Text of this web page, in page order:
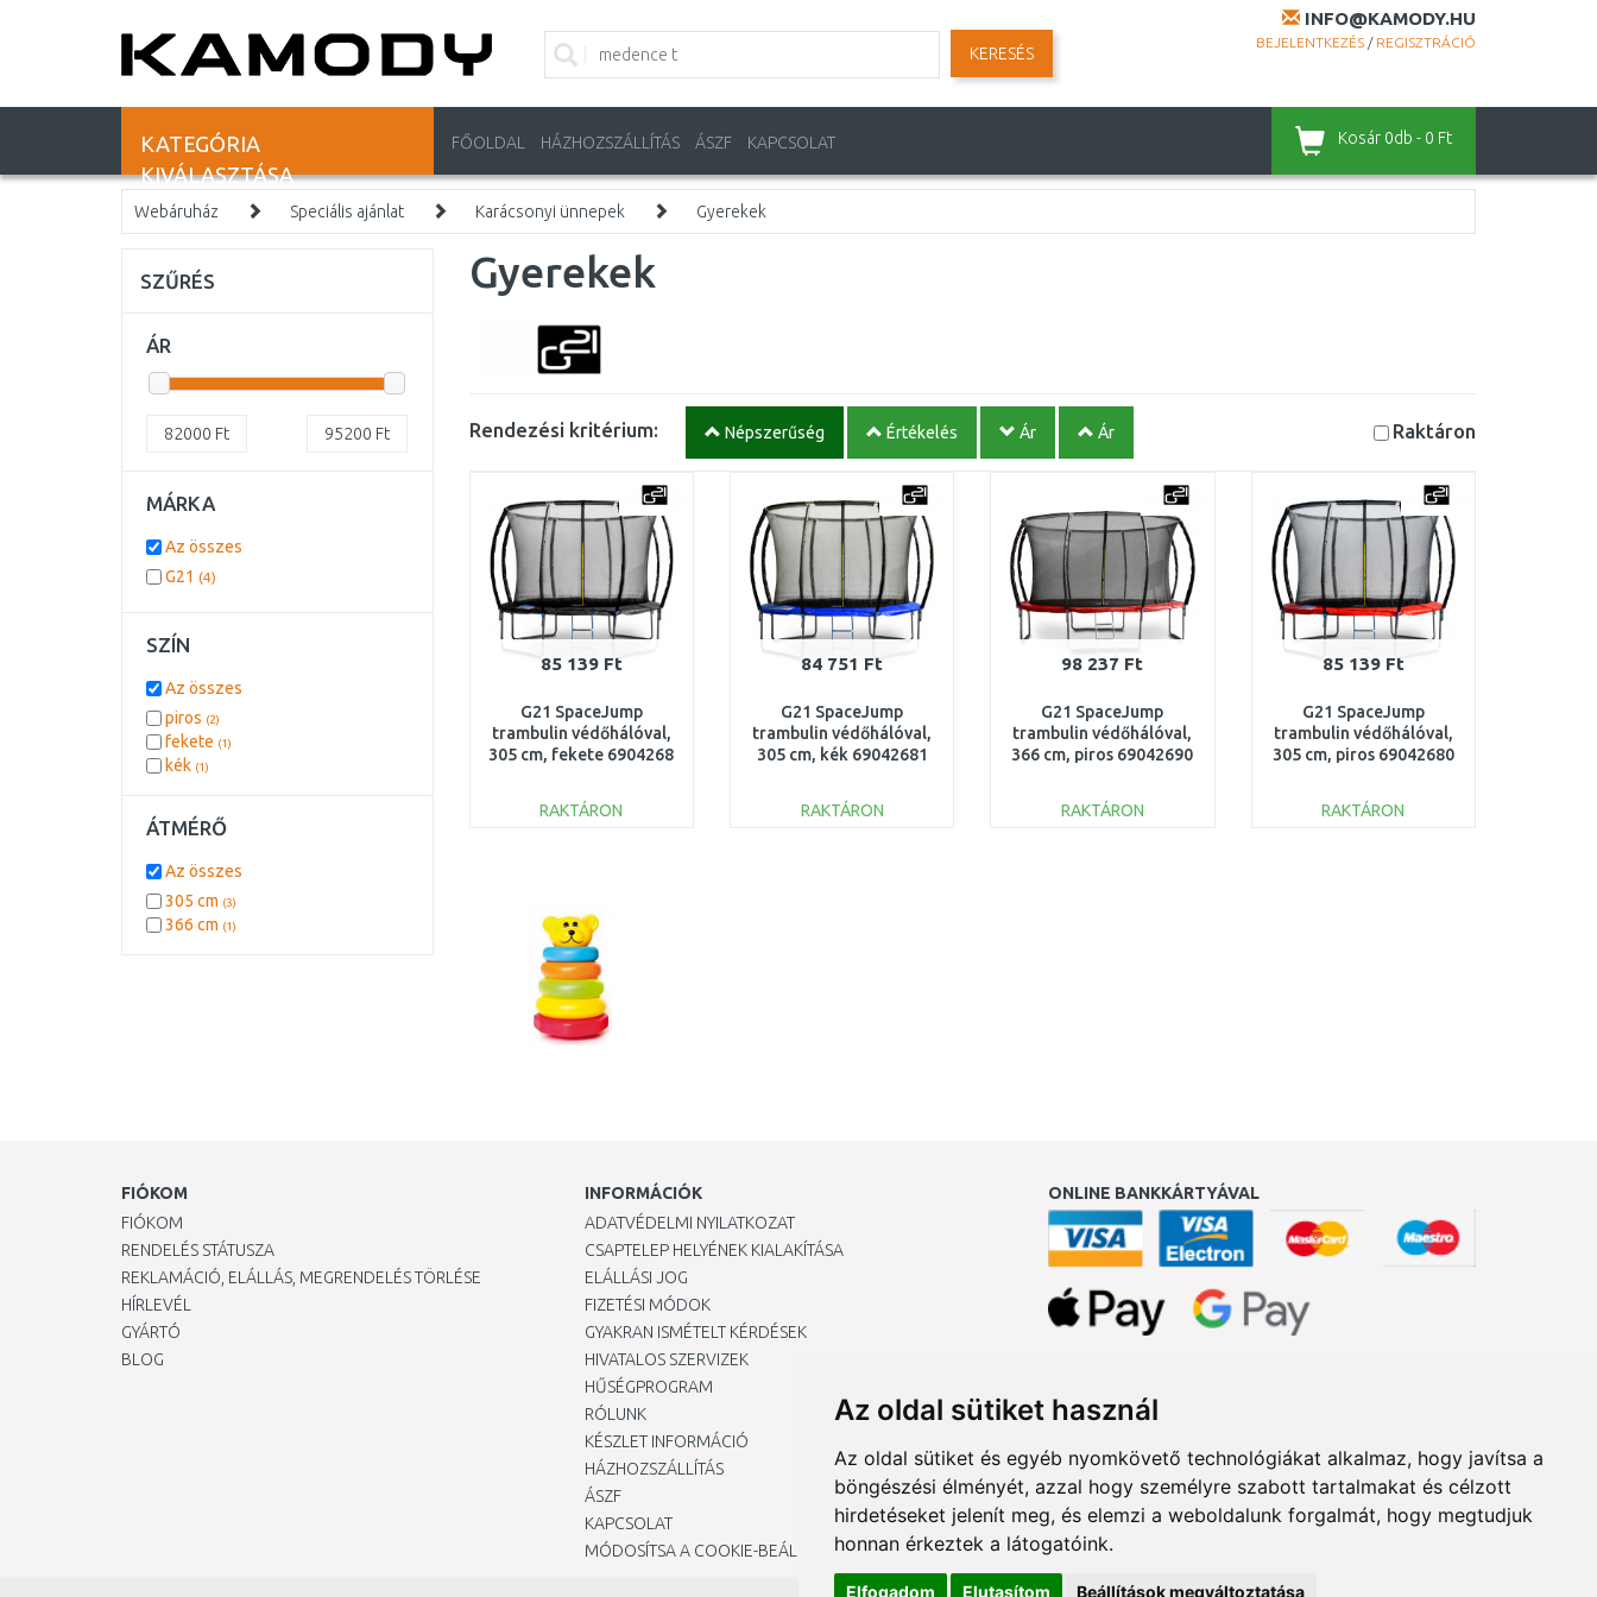
Az oldal sütiket használ
Az oldal sütiket és egyéb nyomkövető technológiákat alkalmaz, hogy javítsa a
böngészési élményét, azzal hogy személyre szabott tartalmakat és célzott
hirdetéseket jelenít meg, és elemzi a weboldalunk forgalmát, hogy megtudjuk
honnan érkeztek a látogatóink.
Elfogadom Elutasítom Beállítások megváltoztatása
INFO@KAMODY.HU
BEJELENTKEZÉS / REGISZTRÁCIÓ
KERESÉS
KATEGÓRIA
KIVÁLASZTÁSA
FŐOLDAL HÁZHOZSZÁLLÍTÁS ÁSZF KAPCSOLAT Kosár 0db - 0 Ft
Webáruház Speciális ajánlat Karácsonyi ünnepek Gyerekek
Gyerekek
Rendezési kritérium: Népszerűség Értékelés Ár Ár Raktáron
85 139 Ft
G21 SpaceJump
trambulin védőhálóval,
305 cm, fekete 6904268
RAKTÁRON
84 751 Ft
G21 SpaceJump
trambulin védőhálóval,
305 cm, kék 69042681
RAKTÁRON
98 237 Ft
G21 SpaceJump
trambulin védőhálóval,
366 cm, piros 69042690
RAKTÁRON
85 139 Ft
G21 SpaceJump
trambulin védőhálóval,
305 cm, piros 69042680
RAKTÁRON
SZŰRÉS
ÁR
82000 Ft 95200 Ft
MÁRKA
Az összes
G21 (4)
SZÍN
Az összes
piros (2)
fekete (1)
kék (1)
ÁTMÉRŐ
Az összes
305 cm (3)
366 cm (1)
FIÓKOM
FIÓKOM
RENDELÉS STÁTUSZA
REKLAMÁCIÓ, ELÁLLÁS, MEGRENDELÉS TÖRLÉSE
HÍRLEVÉL
GYÁRTÓ
BLOG
INFORMÁCIÓK
ADATVÉDELMI NYILATKOZAT
CSAPTELEP HELYÉNEK KIALAKÍTÁSA
ELÁLLÁSI JOG
FIZETÉSI MÓDOK
GYAKRAN ISMÉTELT KÉRDÉSEK
HIVATALOS SZERVIZEK
HŰSÉGPROGRAM
RÓLUNK
KÉSZLET INFORMÁCIÓ
HÁZHOZSZÁLLÍTÁS
ÁSZF
KAPCSOLAT
MÓDOSÍTSA A COOKIE-BEÁLLÍTÁSAIMAT
ONLINE BANKKÁRTYÁVAL